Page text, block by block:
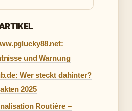
und Warnung
Wer steckt dahinter?
2025
Routière –